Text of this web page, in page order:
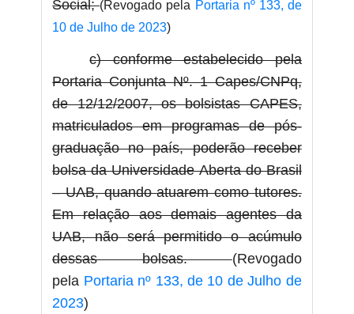
Social;(Revogado pela Portaria nº 133, de
10 de Julho de 2023)
c) conforme estabelecido pela
Portaria Conjunta Nº. 1 Capes/CNPq,
de 12/12/2007, os bolsistas CAPES,
matriculados em programas de pós-
graduação no país, poderão receber
bolsa da Universidade Aberta do Brasil
– UAB, quando atuarem como tutores.
Em relação aos demais agentes da
UAB, não será permitido o acúmulo
dessas bolsas.(Revogado
pela Portaria nº 133, de 10 de Julho de
2023)